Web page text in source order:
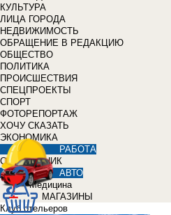
КУЛЬТУРА
ЛИЦА ГОРОДА
НЕДВИЖИМОСТЬ
ОБРАЩЕНИЕ В РЕДАКЦИЮ
ОБЩЕСТВО
ПОЛИТИКА
ПРОИСШЕСТВИЯ
СПЕЦПРОЕКТЫ
СПОРТ
ФОТОРЕПОРТАЖ
ХОЧУ СКАЗАТЬ
ЭКОНОМИКА
РАБОТА
СПРАВОЧНИК
АВТО
Медицина
МАГАЗИНЫ
Клуб отельеров